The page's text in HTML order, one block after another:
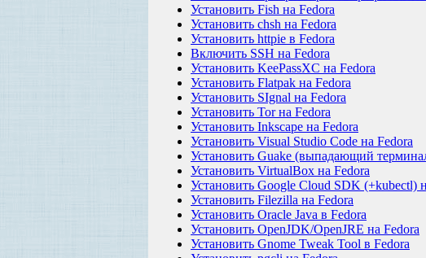
Установить Fish на Fedora
Установить chsh на Fedora
Установить httpie в Fedora
Включить SSH на Fedora
Установить KeePassXC на Fedora
Установить Flatpak на Fedora
Установить SIgnal на Fedora
Установить Tor на Fedora
Установить Inkscape на Fedora
Установить Visual Studio Code на Fedora
Установить Guake (выпадающий
Установить VirtualBox на Fedora
Установить Google Cloud SDK (+kubectl)
Установить Filezilla на Fedora
Установить Oracle Java в Fedora
Установить OpenJDK/OpenJRE на Fedora
Установить Gnome Tweak Tool в Fedora